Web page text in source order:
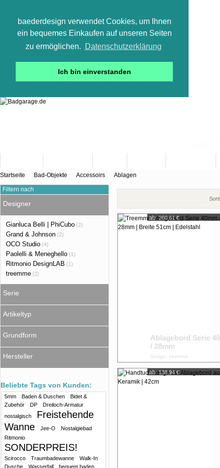
baederdesign verwendet Cookies, um Ihnen
ein bequemes Einkaufen auf unseren Seiten
zu ermöglichen.
Datenschutzerklärung
Ich bin einverstanden
Startseite Bad-Objekte Accessoirs Ablagen
ab: 260,61 €
Ablagebord Serie
/ 28mm
Design: treemme
ab: 138,94 €
Filtern nach
Designer
Gianluca Belli | PhiCubo (2)
Grand & Johnson (2)
OCO Studio (4)
Paolelli & Meneghello (1)
Ritmonio DesignLAB (1)
treemme (2)
Serie
Artikeltyp
Grundform
Hersteller
Beliebte Tags von Kunden:
5mm Baden & Duschen
Bidet &
Zubehör
DP
Dreiloch-Armatur
nostalgisch
Freistehende
Wanne
Jee-O
Nostalgiebad
Ritmonio
SONDERPREIS!
Scirocco Traumbadewanne
Walk-In
Dusche
Wasserfall
bequem baden